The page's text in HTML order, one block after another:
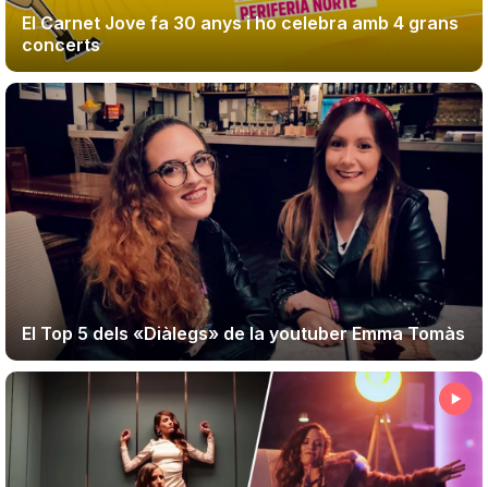
El Carnet Jove fa 30 anys i ho celebra amb 4 grans
concerts
El Top 5 dels «Diàlegs» de la youtuber Emma Tomàs